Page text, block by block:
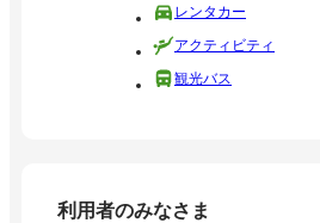
レンタカー
アクティビティ
観光バス
利用者のみなさま